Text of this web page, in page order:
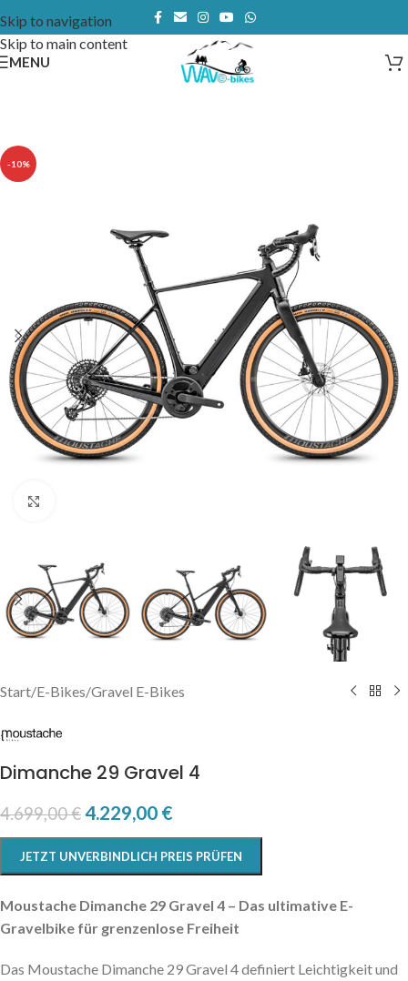
Skip to navigation
Skip to main content
MENU
-10%
Start/E-Bikes/Gravel E-Bikes
Dimanche 29 Gravel 4
4.699,00€4.229,00 €
JETZT UNVERBINDLICH PREIS PRÜFEN
Moustache Dimanche 29 Gravel 4 – Das ultimative E-
Gravelbike für grenzenlose Freiheit
Das Moustache Dimanche 29 Gravel 4 definiert Leichtigkeit und